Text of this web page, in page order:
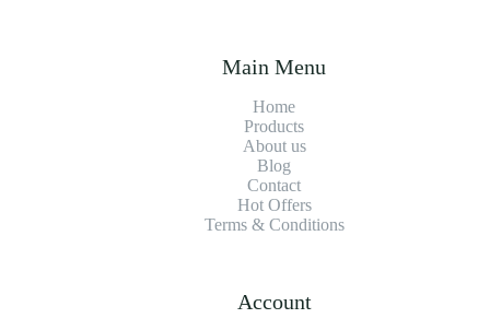
Main Menu
Home
Products
About us
Blog
Contact
Hot Offers
Terms & Conditions
Account